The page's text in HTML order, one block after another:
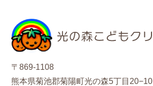
〒869-1108
熊本県菊池郡菊陽町光の森5丁目20−10